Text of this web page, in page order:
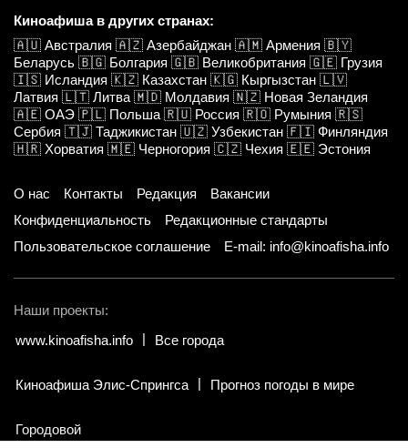
Киноафиша в других странах:
🇦🇺 Австралия 🇦🇿 Азербайджан 🇦🇲 Армения 🇧🇾
Беларусь 🇧🇬 Болгария 🇬🇧 Великобритания 🇬🇪 Грузия
🇮🇸 Исландия 🇰🇿 Казахстан 🇰🇬 Кыргызстан 🇱🇻
Латвия 🇱🇹 Литва 🇲🇩 Молдавия 🇳🇿 Новая Зеландия
🇦🇪 ОАЭ 🇵🇱 Польша 🇷🇺 Россия 🇷🇴 Румыния 🇷🇸
Сербия 🇹🇯 Таджикистан 🇺🇿 Узбекистан 🇫🇮 Финляндия
🇭🇷 Хорватия 🇲🇪 Черногория 🇨🇿 Чехия 🇪🇪 Эстония
О нас Контакты Редакция
Вакансии
Конфиденциальность
Редакционные стандарты
Пользовательское соглашение
E-mail: info@kinoafisha.info
Наши проекты:
www.kinoafisha.info
Все города
Киноафиша Элис-Спрингса Прогноз погоды в мире
Городовой